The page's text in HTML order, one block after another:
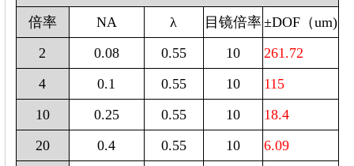
倍率
NA λ 目镜倍率±DOF（um)
2
0.08 0.55 10
261.72
4
0.1 0.55 10
115
10
0.25 0.55 10
18.4
20
0.4 0.55 10
6.09